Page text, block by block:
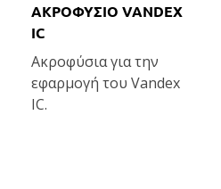
ΑΚΡΟΦΥΣΙΟ VANDEX
IC
Ακροφύσια για την
εφαρμογή του Vandex
IC.